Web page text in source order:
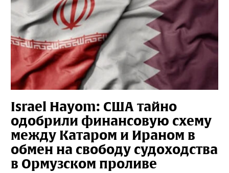
Israel Hayom: США тайно
одобрили финансовую схему
между Катаром и Ираном в
обмен на свободу судоходства
в Ормузском проливе